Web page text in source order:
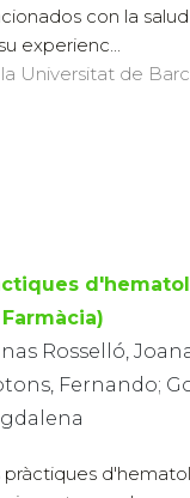
con la
experienc...
Universitat de
Rosselló,
Fernando;
pràctiques